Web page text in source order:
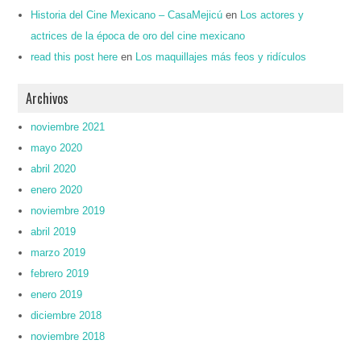
Historia del Cine Mexicano – CasaMejicú en
Los actores y
actrices de la época de oro del cine mexicano
read this post here en Los maquillajes más feos y ridículos
Archivos
noviembre 2021
mayo 2020
abril 2020
enero 2020
noviembre 2019
abril 2019
marzo 2019
febrero 2019
enero 2019
diciembre 2018
noviembre 2018